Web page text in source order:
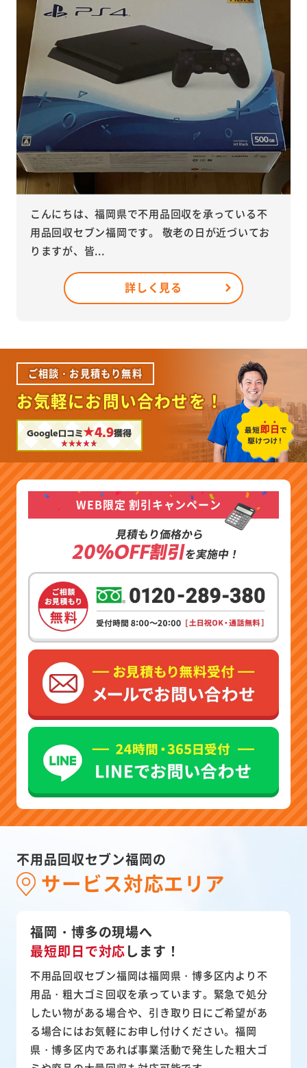
こんにちは、福岡県で不用品回収を承っている不
用品回収セブン福岡です。 敬老の日が近づいてお
りますが、皆...
詳しく見る
ご相談・お見積もり無料
お気軽にお問い合わせを！
Google口コミ★4.9獲得
WEB限定 割引キャンペーン
見積もり価格から
20%OFF割引を実施中！
不用品回収セブン福岡の
サービス対応エリア
福岡・博多の現場へ
最短即日で対応します！
不用品回収セブン福岡は福岡県・博多区内より不
用品・粗大ゴミ回収を承っています。緊急で処分
したい物がある場合や、引き取り日にご希望があ
る場合にはお気軽にお申し付けください。福岡
県・博多区内であれば事業活動で発生した粗大ゴ